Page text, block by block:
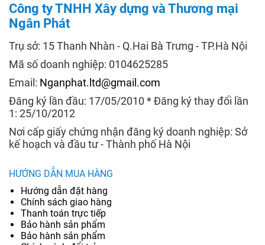
Công ty TNHH Xây dựng và Thương mại
Ngân Phát
Trụ sở: 15 Thanh Nhàn - Q.Hai Bà Trưng - TP.Hà Nội
Mã số doanh nghiệp: 0104625285
Email: Nganphat.ltd@gmail.com
Đăng ký lần đầu: 17/05/2010 * Đăng ký thay đổi lần
1: 25/10/2012
Nơi cấp giấy chứng nhận đăng ký doanh nghiệp: Sở
kế hoạch và đầu tư - Thành phố Hà Nội
HƯỚNG DẪN MUA HÀNG
Hướng dẫn đặt hàng
Chính sách giao hàng
Thanh toán trực tiếp
Bảo hành sản phẩm
Bảo hành sản phẩm